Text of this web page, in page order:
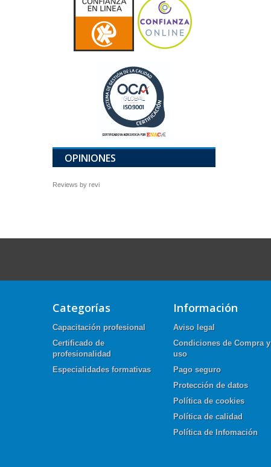
OPINIONES
Reviews by revi
Categorías
Capacitación profesional
Certificado de
profesionalidad
Especialidades formativas
Información
Aviso legal
Condiciones de Compra y
uso
Pago seguro
Protección de datos
Política de cookies
Política de calidad
Política de Infomación